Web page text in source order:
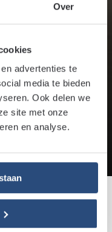
Over
advertenties te
media te bieden
Ook delen we
site met onze
en analyse.
leestijd
Of
Overweeg